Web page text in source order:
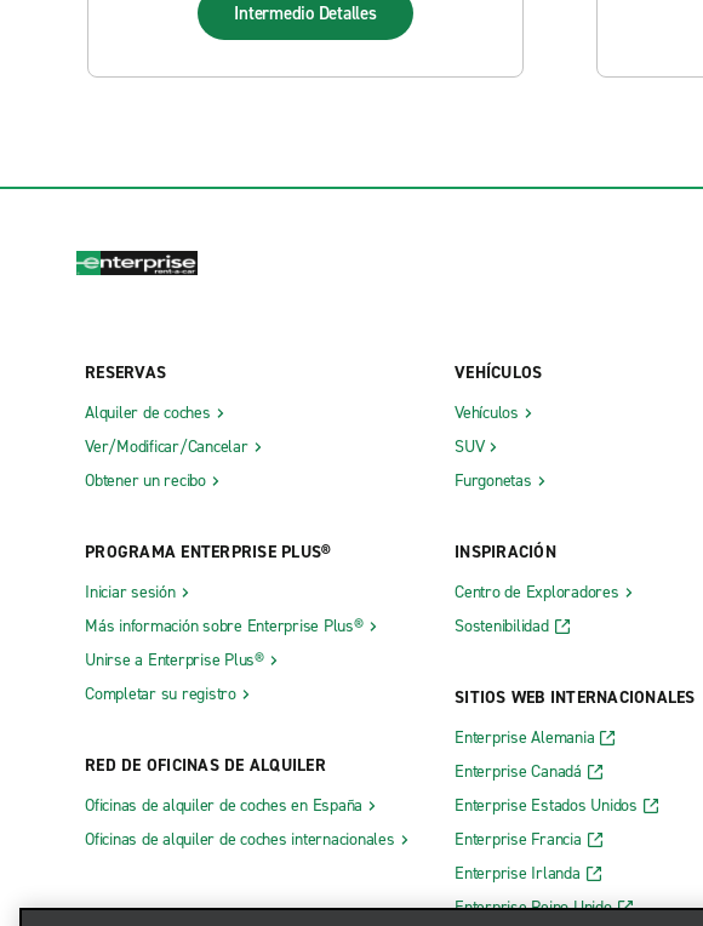
Intermedio Detalles
RESERVAS
Alquiler de coches
Ver/Modificar/Cancelar
Obtener un recibo
PROGRAMA ENTERPRISE PLUS®
Iniciar sesión
Más información sobre Enterprise Plus®
Unirse a Enterprise Plus®
Completar su registro
RED DE OFICINAS DE ALQUILER
Oficinas de alquiler de coches en España
Oficinas de alquiler de coches internacionales
VEHÍCULOS
Vehículos
SUV
Furgonetas
INSPIRACIÓN
Centro de Exploradores
Sostenibilidad
SITIOS WEB INTERNACIONALES
Enterprise Alemania
Enterprise Canadá
Enterprise Estados Unidos
Enterprise Francia
Enterprise Irlanda
Enterprise Reino Unido